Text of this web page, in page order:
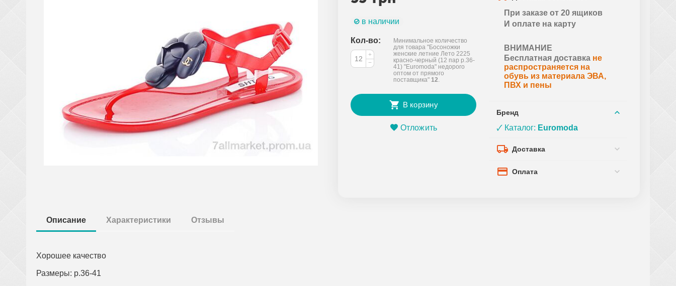
в наличии
Кол-во:
+
−
Минимальное количество
для товара "Босоножки
женские летние Лето 2225
красно-черный (12 пар р.36-
41) "Euromoda" недорого
оптом от прямого
поставщика"12.
В корзину
Отложить
При заказе от 20 ящиков
И оплате на карту
ВНИМАНИЕ
Бесплатная доставка не
распространяется на
обувь из материала ЭВА,
ПВХ и пены
Бренд
🗸 Каталог: Euromoda
Доставка
Оплата
Описание Характеристики Отзывы
Хорошее качество
Размеры: р.36-41